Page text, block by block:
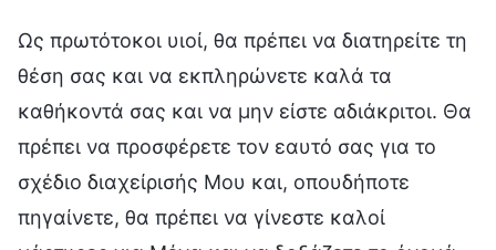
Ως πρωτότοκοι υιοί, θα πρέπει να διατηρείτε τη
θέση σας και να εκπληρώνετε καλά τα
καθήκοντά σας και να μην είστε αδιάκριτοι. Θα
πρέπει να προσφέρετε τον εαυτό σας για το
σχέδιο διαχείρισής Μου και, οπουδήποτε
πηγαίνετε, θα πρέπει να γίνεστε καλοί